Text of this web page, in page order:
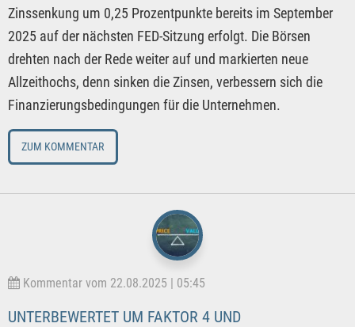
Zinssenkung um 0,25 Prozentpunkte bereits im September
2025 auf der nächsten FED-Sitzung erfolgt. Die Börsen
drehten nach der Rede weiter auf und markierten neue
Allzeithochs, denn sinken die Zinsen, verbessern sich die
Finanzierungsbedingungen für die Unternehmen.
ZUM KOMMENTAR
Kommentar vom 22.08.2025 | 05:45
UNTERBEWERTET UM FAKTOR 4 UND